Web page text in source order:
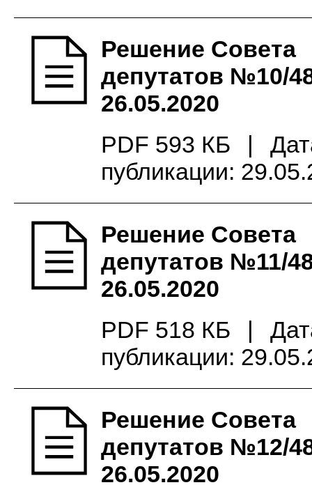
Решение Совета
депутатов №10/
26.05.2020
PDF 593 КБ
|
публикации:
Решение Совета
депутатов №11/
26.05.2020
PDF 518 КБ
|
публикации:
Решение Совета
депутатов №12/
26.05.2020